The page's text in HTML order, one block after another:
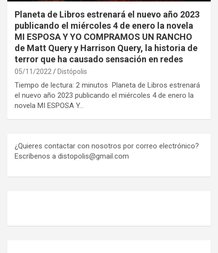
Planeta de Libros estrenará el nuevo año 2023
publicando el miércoles 4 de enero la novela
MI ESPOSA Y YO COMPRAMOS UN RANCHO
de Matt Query y Harrison Query, la historia de
terror que ha causado sensación en redes
05/11/2022 Distópolis
Tiempo de lectura: 2 minutos Planeta de Libros estrenará
el nuevo año 2023 publicando el miércoles 4 de enero la
novela MI ESPOSA Y…
¿Quieres contactar con nosotros por correo electrónico?
Escríbenos a distopolis@gmail.com